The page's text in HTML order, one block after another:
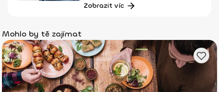
Zobrazit víc
Mohlo by tě zajímat